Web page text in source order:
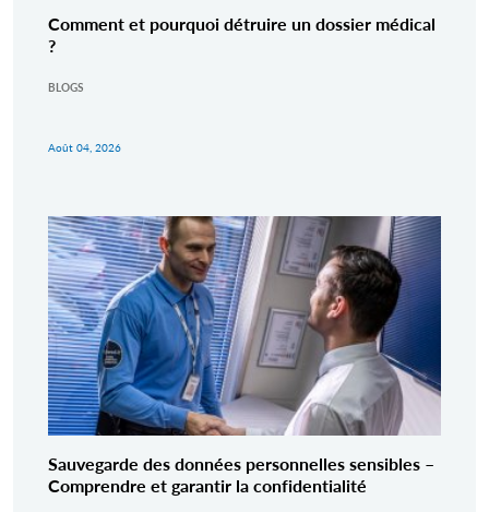
Comment et pourquoi détruire un dossier médical
?
BLOGS
Août 04, 2026
Sauvegarde des données personnelles sensibles –
Comprendre et garantir la confidentialité